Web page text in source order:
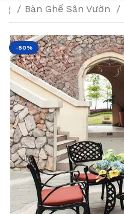
Bàn Ghế Sân Vườn
-50%